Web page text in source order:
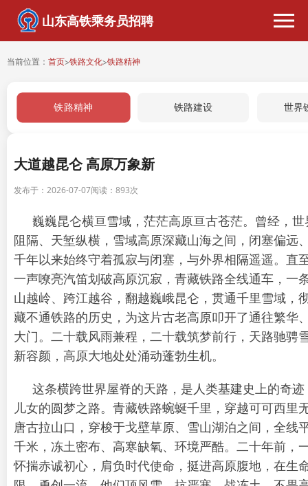
山东高铁乘务员招聘
当前位置： 首页>铁路文化>铁路精神
铁路精神 铁路建设 世界
大道越昆仑 高原万象新
发布于：2026-07-07阅读： 893次
巍巍昆仑横亘雪域，茫茫高原亘古苍茫。曾经，
阻隔、天堑纵横，雪域高原深藏山海之间，闭塞偏远
千年以来始终守着孤寂与闭塞，与外界相隔遥遥。直
一声嘹亮汽笛划破高原沉寂，青藏铁路全线通车，一
山越岭、跨江越谷，翻越巍峨昆仑，贯通千里雪域，
藏不通铁路的历史，为这片古老高原叩开了通往繁华
大门。二十载风雨兼程，二十载筑梦前行，天路驰骋
新容颜，高原大地处处涌动蓬勃生机。
这条横跨世界屋脊的天路，是人类基建史上的奇
儿女的圆梦之路。青藏铁路蜿蜒千里，穿越可可西里
唐古拉山口，穿梭于戈壁草原、雪山湖泊之间，全线
千米，冻土密布、高寒缺氧、环境严酷。二十年前，
怀揣赤诚初心，肩负时代使命，挺进高原腹地，在生